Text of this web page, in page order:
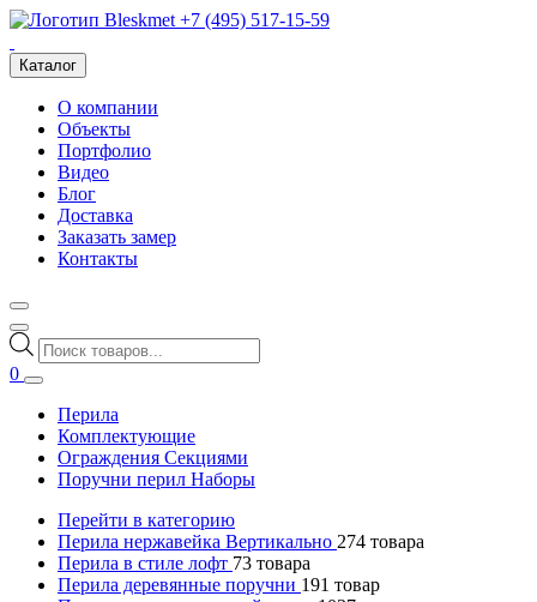
+7 (495) 517-15-59
Каталог
О компании
Объекты
Портфолио
Видео
Блог
Доставка
Заказать замер
Контакты
Поиск
товаров
0
Перила
Комплектующие
Ограждения Секциями
Поручни перил Наборы
Перейти в категорию
Перила нержавейка Вертикально 274 товара
Перила в стиле лофт 73 товара
Перила деревянные поручни 191 товар